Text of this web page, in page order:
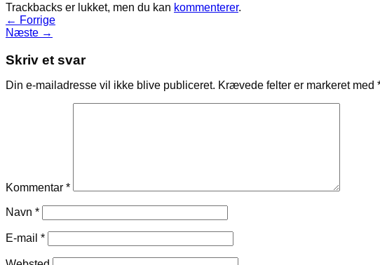
Trackbacks er lukket, men du kan kommenterer.
← Forrige
Næste →
Skriv et svar
Din e-mailadresse vil ikke blive publiceret. Krævede felter er markeret med
Kommentar *
Navn *
E-mail *